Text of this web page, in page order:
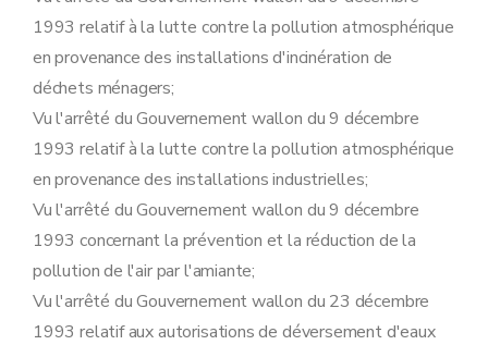
Art. 107
Art. 108
Section 8 Etude de caractérisation visée à l'article 79, §1
Art. 109
Section 9 Transformation et extension de l'établissement visé à l'article 10, §2, du décret
Art. 110
Sous-section première Procédure d'octroi du permis d'environnement
Art. 111
Procédure d'octroi du permis unique
Art. 112
Sous-section 3 Déclaration
Sous-section 4 Transformation et extension de l'établissement
Art. 114
Art. 115
1993 relatif à la lutte contre la pollution atmosphérique
en provenance des installations d'incinération de
déchets ménagers;
Vu l'arrêté du Gouvernement wallon du 9 décembre
1993 relatif à la lutte contre la pollution atmosphérique
en provenance des installations industrielles;
Vu l'arrêté du Gouvernement wallon du 9 décembre
1993 concernant la prévention et la réduction de la
pollution de l'air par l'amiante;
Vu l'arrêté du Gouvernement wallon du 23 décembre
1993 relatif aux autorisations de déversement d'eaux